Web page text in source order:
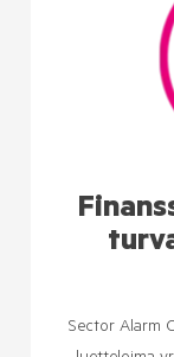
Sector Alarm